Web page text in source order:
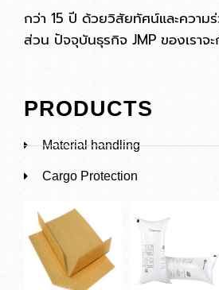
กว่า 15 ปี ด้วยวิสัยทัศน์และความ
ส่วน ปัจจุบันธุรกิจ JMP ของเราจะ
PRODUCTS
Material handling
Cargo Protection